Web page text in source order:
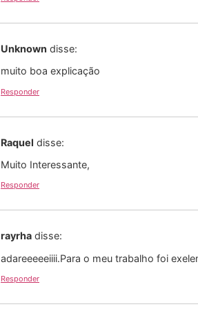
Unknown disse:
muito boa explicação
Responder
Raquel disse:
Muito Interessante,
Responder
rayrha disse:
adareeeeeiiii.Para o meu trabalho foi
Responder